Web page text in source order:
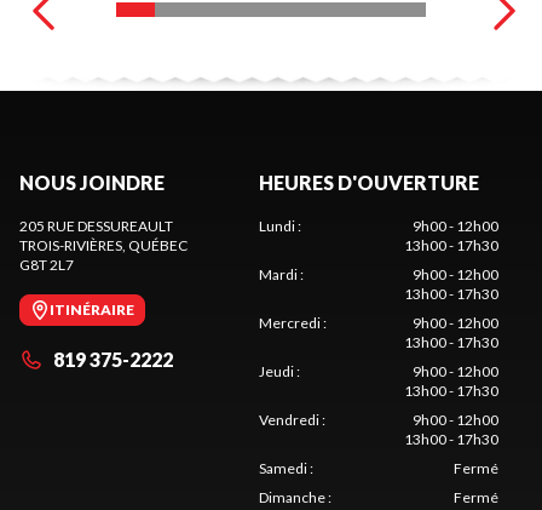
NOUS JOINDRE
205 RUE DESSUREAULT
TROIS-RIVIÈRES, QUÉBEC
G8T 2L7
ITINÉRAIRE
819 375-2222
HEURES D'OUVERTURE
Lundi:
9h00 - 12h00
13h00 - 17h30
Mardi:
9h00 - 12h00
13h00 - 17h30
Mercredi:
9h00 - 12h00
13h00 - 17h30
Jeudi:
9h00 - 12h00
13h00 - 17h30
Vendredi:
9h00 - 12h00
13h00 - 17h30
Samedi:
Fermé
Dimanche: Fermé